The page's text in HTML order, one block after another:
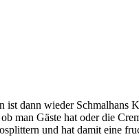
dann wieder Schmalhans
man Gäste hat oder die
und hat damit eine